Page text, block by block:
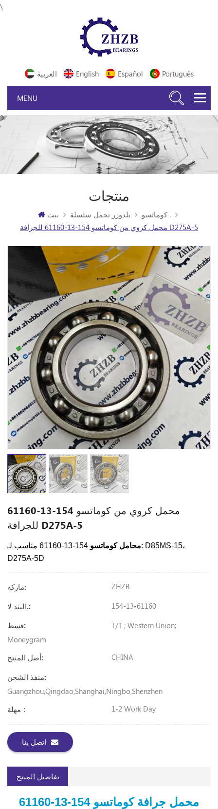
\
العربية English Español Português
منتجات
بيت بلدوزر تحمل سلسلة
كوماتسو .
محمل كروي من كوماتسو 154-13-61160 للجرافة D275A-5
محمل كروي من كوماتسو 154-13-61160
للجرافة D275A-5
محامل كوماتسو
154-13-61160 مناسب لـ: D85MS-15،
D275A-5D
ماركة: ZHZB
البند لا.: 154-13-61160
قسط:
T/T ; Western Union;
Moneygram
أصل المنتج:
CHINA
منفذ الشحن:
Guangzhou,Qingdao,Shanghai,Ningbo,Shenzhen
مهلة：
1-2 Work Day
اتصل بنا
تفاصيل المنتج
محمل جرافة كوماتسو 154-13-61160